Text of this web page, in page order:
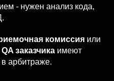
- нужен анализ кода,
комиссия или
заказчика имеют
в арбитраже.